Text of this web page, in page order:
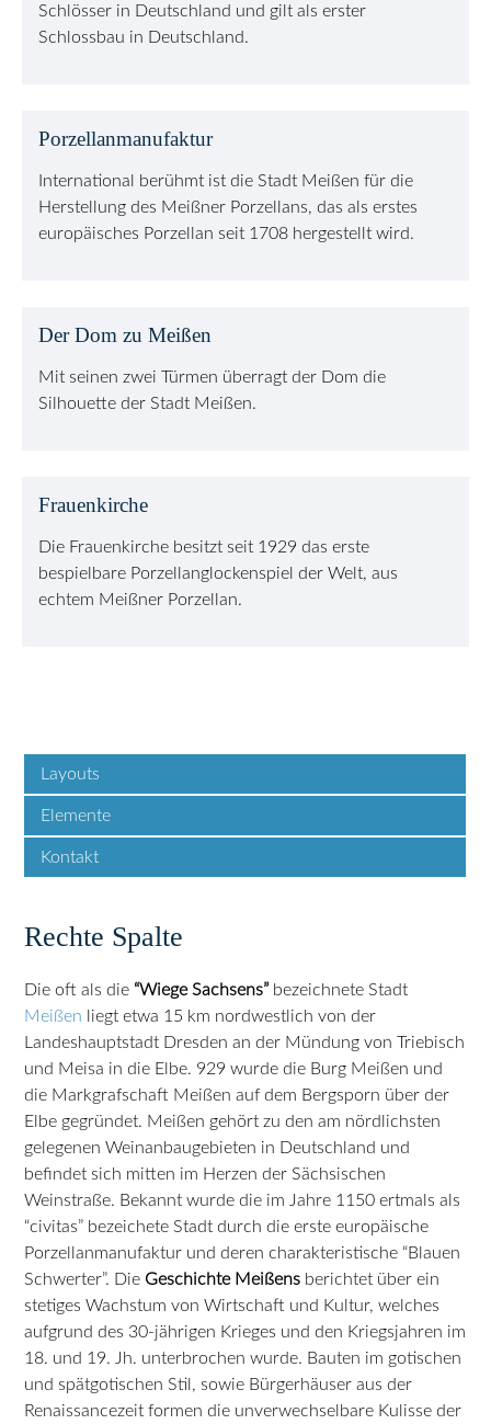
Schlösser in Deutschland und gilt als erster
Schlossbau in Deutschland.
Porzellanmanufaktur
International berühmt ist die Stadt Meißen für die
Herstellung des Meißner Porzellans, das als erstes
europäisches Porzellan seit 1708 hergestellt wird.
Der Dom zu Meißen
Mit seinen zwei Türmen überragt der Dom die
Silhouette der Stadt Meißen.
Frauenkirche
Die Frauenkirche besitzt seit 1929 das erste
bespielbare Porzellanglockenspiel der Welt, aus
echtem Meißner Porzellan.
Layouts
Elemente
Kontakt
Rechte Spalte
Die oft als die “Wiege Sachsens” bezeichnete Stadt
Meißen liegt etwa 15 km nordwestlich von der
Landeshauptstadt Dresden an der Mündung von Triebisch
und Meisa in die Elbe. 929 wurde die Burg Meißen und
die Markgrafschaft Meißen auf dem Bergsporn über der
Elbe gegründet. Meißen gehört zu den am nördlichsten
gelegenen Weinanbaugebieten in Deutschland und
befindet sich mitten im Herzen der Sächsischen
Weinstraße. Bekannt wurde die im Jahre 1150 ertmals als
“civitas” bezeichete Stadt durch die erste europäische
Porzellanmanufaktur und deren charakteristische “Blauen
Schwerter”. Die Geschichte Meißens berichtet über ein
stetiges Wachstum von Wirtschaft und Kultur, welches
aufgrund des 30-jährigen Krieges und den Kriegsjahren im
18. und 19. Jh. unterbrochen wurde. Bauten im gotischen
und spätgotischen Stil, sowie Bürgerhäuser aus der
Renaissancezeit formen die unverwechselbare Kulisse der